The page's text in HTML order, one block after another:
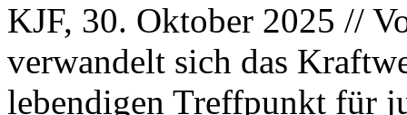
KJF, 30. Oktober 2025 //
verwandelt sich das
lebendigen Treffpunkt für